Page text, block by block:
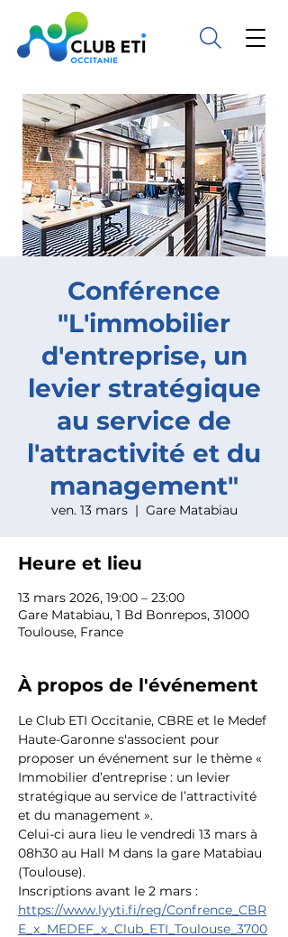
Conférence
"L'immobilier
d'entreprise, un
levier stratégique
au service de
l'attractivité et du
management"
ven. 13 mars
  |
Gare Matabiau
Heure et lieu
13 mars 2026, 19:00 – 23:00
Gare Matabiau, 1 Bd Bonrepos, 31000
Toulouse, France
À propos de l'événement
Le Club ETI Occitanie, CBRE et le Medef
Haute-Garonne s'associent pour
proposer un événement sur le thème «
Immobilier d’entreprise : un levier
stratégique au service de l’attractivité
et du management ».
Celui-ci aura lieu le vendredi 13 mars à
08h30 au Hall M dans la gare Matabiau
(Toulouse).
Inscriptions avant le 2 mars :
https://www.lyyti.fi/reg/Confrence_CBR
E_x_MEDEF_x_Club_ETI_Toulouse_3700